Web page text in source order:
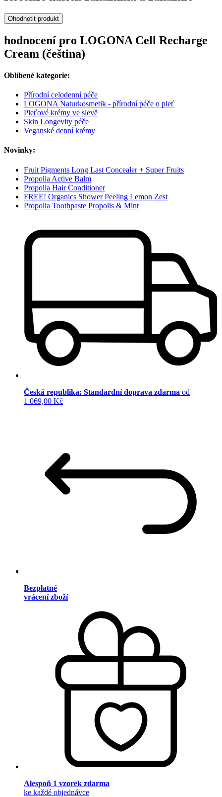
Ohodnotit produkt
hodnocení pro LOGONA Cell Recharge
Cream (čeština)
Oblíbené kategorie:
Přírodní celodenní péče
LOGONA Naturkosmetik - přírodní péče o pleť
Pleťové krémy ve slevě
Skin Longevity péče
Veganské denní krémy
Novinky:
Fruit Pigments Long Last Concealer + Super Fruits
Propolia Active Balm
Propolia Hair Conditioner
FREE! Organics Shower Peeling Lemon Zest
Propolia Toothpaste Propolis & Mint
Česká republika: Standardní doprava zdarma od
1 069,00 Kč
Bezplatné
vrácení zboží
Alespoň 1 vzorek zdarma
ke každé objednávce